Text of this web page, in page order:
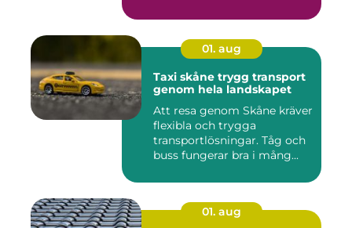
01. aug
Taxi skåne trygg transport
genom hela landskapet
Att resa genom Skåne kräver
flexibla och trygga
transportlösningar. Tåg och
buss fungerar bra i mång...
01. aug